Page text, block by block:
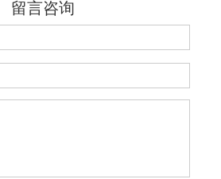
留言咨询